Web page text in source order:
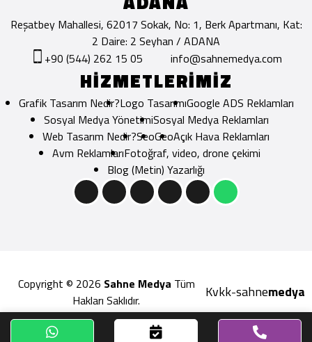
Reşatbey Mahallesi, 62017 Sokak, No: 1, Berk Apartmanı, Kat:
2 Daire: 2 Seyhan / ADANA
+90 (544) 262 15 05
info@sahnemedya.com
HİZMETLERİMİZ
Grafik Tasarım Nedir?Logo TasarımıGoogle ADS Reklamları
Sosyal Medya YönetimiSosyal Medya Reklamları
Web Tasarım Nedir?SeoGeoAçık Hava Reklamları
Avm ReklamlarıFotoğraf, video, drone çekimi
Blog (Metin) Yazarlığı
Copyright © 2026 Sahne Medya Tüm
Hakları Saklıdır.
Kvkk-sahnemedya